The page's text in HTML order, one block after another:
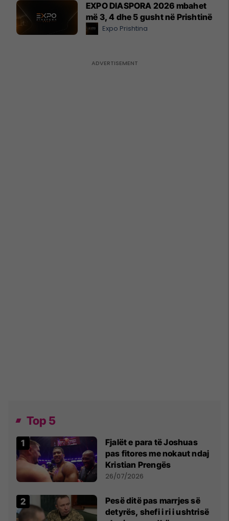
EXPO DIASPORA 2026 mbahet
më 3, 4 dhe 5 gusht në Prishtinë
Expo Prishtina
Top 5
Fjalët e para të Joshuas
pas fitores me nokaut ndaj
Kristian Prengës
26/07/2026
Pesë ditë pas marrjes së
detyrës, shefi i ri i ushtrisë